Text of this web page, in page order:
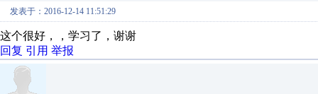
发表于：2016-12-14 11:51:29
这个很好，，学习了，谢谢
回复 引用 举报